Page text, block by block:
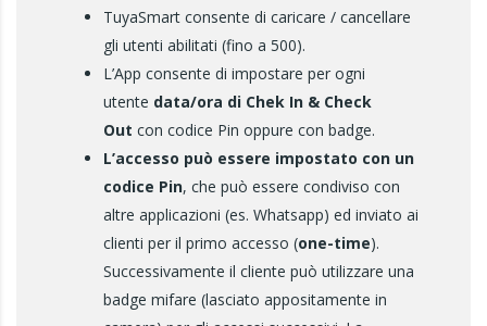
TuyaSmart consente di caricare / cancellare
gli utenti abilitati (fino a 500).
L’App consente di impostare per ogni
utente data/ora di Chek In & Check
Out con codice Pin oppure con badge.
L’accesso può essere impostato con un
codice Pin, che può essere condiviso con
altre applicazioni (es. Whatsapp) ed inviato ai
clienti per il primo accesso (one-time).
Successivamente il cliente può utilizzare una
badge mifare (lasciato appositamente in